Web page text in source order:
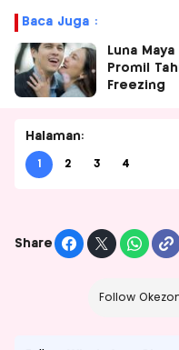
Baca Juga :
Luna
Promil
Freezing
Halaman:
1 2 3 4
Share
Follow